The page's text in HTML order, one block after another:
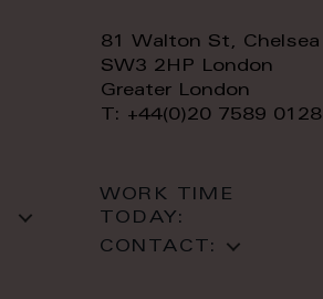
81 Walton St, Chelsea
SW3 2HP London
Greater London
T: +44(0)20 7589 0128
WORK TIME
TODAY:
CONTACT: